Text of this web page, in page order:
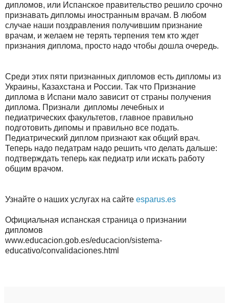
дипломов, или Испанское правительство решило срочно
признавать дипломы иностранным врачам. В любом
случае наши поздравления получившим признание
врачам, и желаем не терять терпения тем кто ждет
признания диплома, просто надо чтобы дошла очередь.
Среди этих пяти признанных дипломов есть дипломы из
Украины, Казахстана и России. Так что Признание
диплома в Испани мало зависит от страны получения
диплома. Признали дипломы лечебных и
педиатрических факультетов, главное правильно
подготовить дипомы и правильно все подать.
Педиатрический диплом признают как общий врач.
Теперь надо педатрам надо решить что делать дальше:
подтверждать теперь как педиатр или искать работу
общим врачом.
Узнайте о наших услугах на сайте esparus.es
Официальная испанская страница о признании
дипломов
www.educacion.gob.es/educacion/sistema-
educativo/convalidaciones.html